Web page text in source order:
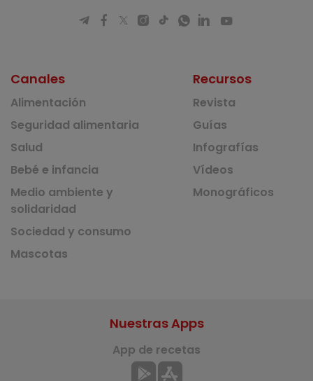
Canales
Alimentación
Seguridad alimentaria
Salud
Bebé e infancia
Medio ambiente y
solidaridad
Sociedad y consumo
Mascotas
Recursos
Revista
Guías
Infografías
Vídeos
Monográficos
Nuestras Apps
App de recetas